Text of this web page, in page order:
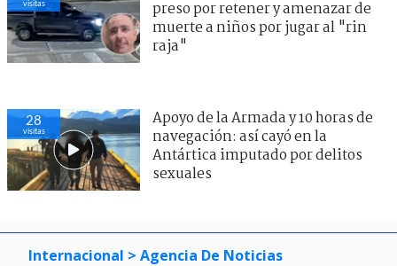
visitas
preso por retener y amenazar de
muerte a niños por jugar al "rin
raja"
28
visitas
Apoyo de la Armada y 10 horas de
navegación: así cayó en la
Antártica imputado por delitos
sexuales
Internacional > Agencia De Noticias